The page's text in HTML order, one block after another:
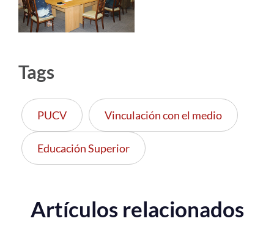
Tags
PUCV Vinculación con el medio
Educación Superior
Artículos relacionados